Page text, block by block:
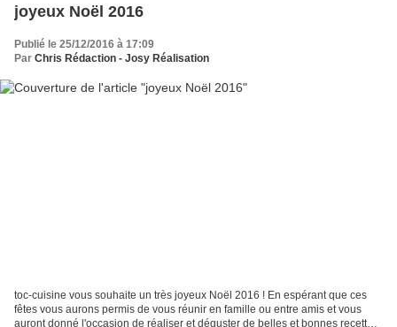
joyeux Noël 2016
Publié le 25/12/2016 à 17:09
Par Chris Rédaction - Josy Réalisation
toc-cuisine vous souhaite un très joyeux Noël 2016 ! En espérant que ces
fêtes vous aurons permis de vous réunir en famille ou entre amis et vous
auront donné l'occasion de réaliser et déguster de belles et bonnes recettes